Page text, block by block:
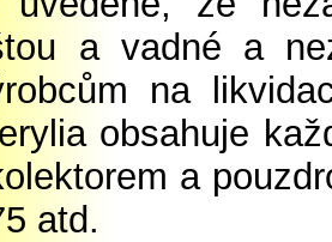
a vadné a
na
obsahuje
a
atd.